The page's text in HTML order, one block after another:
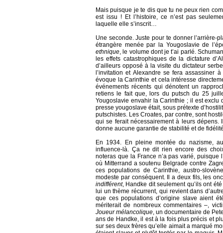
Mais puisque je te dis que tu ne peux rien
est issu ! Et l’histoire, ce n’est pas
laquelle elle s’inscrit…
Une seconde. Juste pour te donner
étrangère menée par la Yougoslavie de
ethnique, le volume dont je t’ai parlé.
les effets catastrophiques de la dictature
d’ailleurs opposé à la visite du dictateur
l’invitation et Alexandre se fera assassiner
évoque la Carinthie et cela intéresse
événements récents qui dénotent un
retiens le fait que, lors du putsch du 25
Yougoslavie envahir la Carinthie ; il est exclu
presse yougoslave était, sous prétexte
putschistes. Les Croates, par contre, sont
qui se ferait nécessairement à leurs
donne aucune garantie de stabilité et de
En 1934. En pleine montée du nazisme,
influence-là. Ça ne dit rien encore des
noteras que la France n’a pas varié, puisque
où Mitterrand a soutenu Belgrade contre
ces populations de Carinthie, austro-
modeste par conséquent. Il a deux fils, les
indifférent, Handke dit seulement qu’ils ont
lui un thème récurrent, qui revient dans
que ces populations d’origine slave aient
mériterait de nombreux commentaires –,
Joueur mélancolique, un documentaire de
ans de Handke, il est à la fois plus précis et
sur ses deux frères qu’elle aimait a marqué